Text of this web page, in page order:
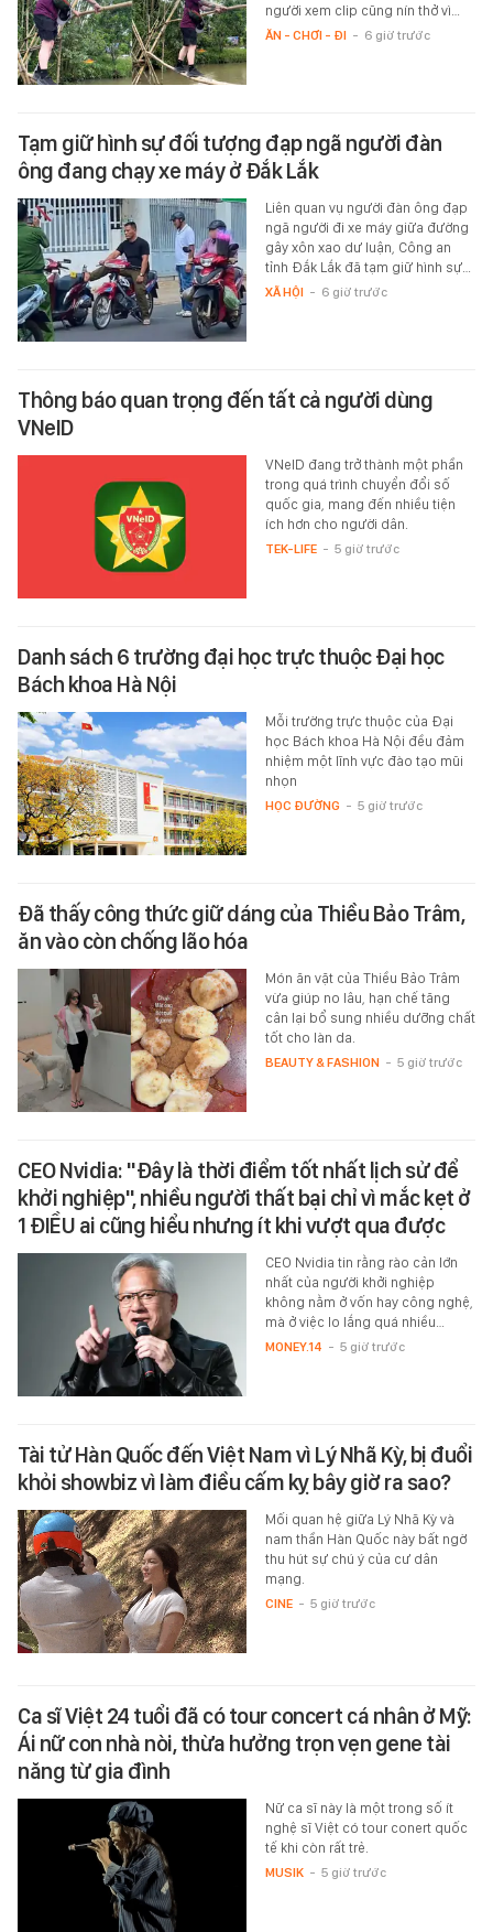
người xem clip cũng nín thở vì…
ĂN - CHƠI - ĐI - 6 giờ trước
Tạm giữ hình sự đối tượng đạp ngã người đàn
ông đang chạy xe máy ở Đắk Lắk
Liên quan vụ người đàn ông đạp
ngã người đi xe máy giữa đường
gây xôn xao dư luận, Công an
tỉnh Đắk Lắk đã tạm giữ hình sự…
XÃ HỘI - 6 giờ trước
Thông báo quan trọng đến tất cả người dùng
VNeID
VNeID đang trở thành một phần
trong quá trình chuyển đổi số
quốc gia, mang đến nhiều tiện
ích hơn cho người dân.
TEK-LIFE - 5 giờ trước
Danh sách 6 trường đại học trực thuộc Đại học
Bách khoa Hà Nội
Mỗi trường trực thuộc của Đại
học Bách khoa Hà Nội đều đảm
nhiệm một lĩnh vực đào tạo mũi
nhọn
HỌC ĐƯỜNG - 5 giờ trước
Đã thấy công thức giữ dáng của Thiều Bảo Trâm,
ăn vào còn chống lão hóa
Món ăn vặt của Thiều Bảo Trâm
vừa giúp no lâu, hạn chế tăng
cân lại bổ sung nhiều dưỡng chất
tốt cho làn da.
BEAUTY & FASHION - 5 giờ trước
CEO Nvidia: "Đây là thời điểm tốt nhất lịch sử để
khởi nghiệp", nhiều người thất bại chỉ vì mắc kẹt ở
1 ĐIỀU ai cũng hiểu nhưng ít khi vượt qua được
CEO Nvidia tin rằng rào cản lớn
nhất của người khởi nghiệp
không nằm ở vốn hay công nghệ,
mà ở việc lo lắng quá nhiều…
MONEY.14 - 5 giờ trước
Tài tử Hàn Quốc đến Việt Nam vì Lý Nhã Kỳ, bị đuổi
khỏi showbiz vì làm điều cấm kỵ bây giờ ra sao?
Mối quan hệ giữa Lý Nhã Kỳ và
nam thần Hàn Quốc này bất ngờ
thu hút sự chú ý của cư dân
mạng.
CINE - 5 giờ trước
Ca sĩ Việt 24 tuổi đã có tour concert cá nhân ở Mỹ:
Ái nữ con nhà nòi, thừa hưởng trọn vẹn gene tài
năng từ gia đình
Nữ ca sĩ này là một trong số ít
nghệ sĩ Việt có tour conert quốc
tế khi còn rất trẻ.
MUSIK - 5 giờ trước